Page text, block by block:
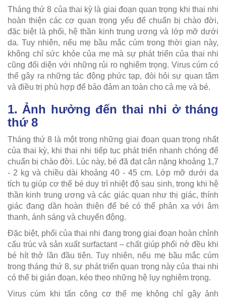
Tháng thứ 8 của thai kỳ là giai đoạn quan trọng khi thai nhi
hoàn thiện các cơ quan trọng yếu để chuẩn bị chào đời,
đặc biệt là phổi, hệ thần kinh trung ương và lớp mỡ dưới
da. Tuy nhiên, nếu mẹ bầu mắc cúm trong thời gian này,
không chỉ sức khỏe của mẹ mà sự phát triển của thai nhi
cũng đối diện với những rủi ro nghiêm trọng. Virus cúm có
thể gây ra những tác động phức tạp, đòi hỏi sự quan tâm
và điều trị phù hợp để bảo đảm an toàn cho cả mẹ và bé.
1. Ảnh hưởng đến thai nhi ở tháng
thứ 8
Tháng thứ 8 là một trong những giai đoạn quan trọng nhất
của thai kỳ, khi thai nhi tiếp tục phát triển nhanh chóng để
chuẩn bị chào đời. Lúc này, bé đã đạt cân nặng khoảng 1,7
- 2 kg và chiều dài khoảng 40 - 45 cm. Lớp mỡ dưới da
tích tụ giúp cơ thể bé duy trì nhiệt độ sau sinh, trong khi hệ
thần kinh trung ương và các giác quan như thị giác, thính
giác đang dần hoàn thiện để bé có thể phản xạ với âm
thanh, ánh sáng và chuyển động.
Đặc biệt, phổi của thai nhi đang trong giai đoạn hoàn chỉnh
cấu trúc và sản xuất surfactant – chất giúp phổi nở đều khi
bé hít thở lần đầu tiên. Tuy nhiên, nếu mẹ bầu mắc cúm
trong tháng thứ 8, sự phát triển quan trọng này của thai nhi
có thể bị gián đoạn, kéo theo những hệ lụy nghiêm trọng.
Virus cúm khi tấn công cơ thể mẹ không chỉ gây ảnh